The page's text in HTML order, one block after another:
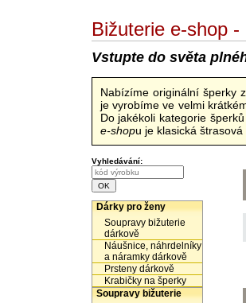
Bižuterie e-shop
Vstupte do světa
Nabízíme originální šperky
je vyrobíme ve velmi
Do jakékoli kategorie
e-shopu je klasická štrasová
Vyhledávání:
Dárky pro ženy
Soupravy bižuterie
dárkově
Náušnice, náhrdelníky
a náramky dárkově
Prsteny dárkově
Krabičky na šperky
Soupravy bižuterie